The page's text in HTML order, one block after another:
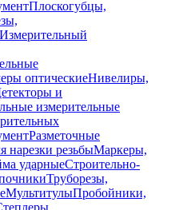
Плоскогубцы,
Измерительный
оптическиеНивелиры,
и
измерительные
Разметочные
нарезки резьбыМаркеры,
ударныеСтроительно-
Труборезы,
МультитулыПробойники,